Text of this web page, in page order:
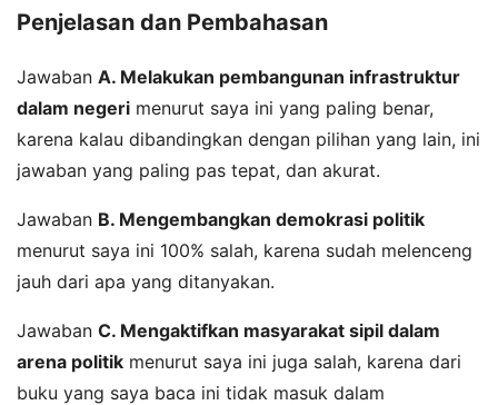
Penjelasan dan Pembahasan
Jawaban A. Melakukan pembangunan infrastruktur
dalam negeri menurut saya ini yang paling benar,
karena kalau dibandingkan dengan pilihan yang lain, ini
jawaban yang paling pas tepat, dan akurat.
Jawaban B. Mengembangkan demokrasi politik
menurut saya ini 100% salah, karena sudah melenceng
jauh dari apa yang ditanyakan.
Jawaban C. Mengaktifkan masyarakat sipil dalam
arena politik menurut saya ini juga salah, karena dari
buku yang saya baca ini tidak masuk dalam